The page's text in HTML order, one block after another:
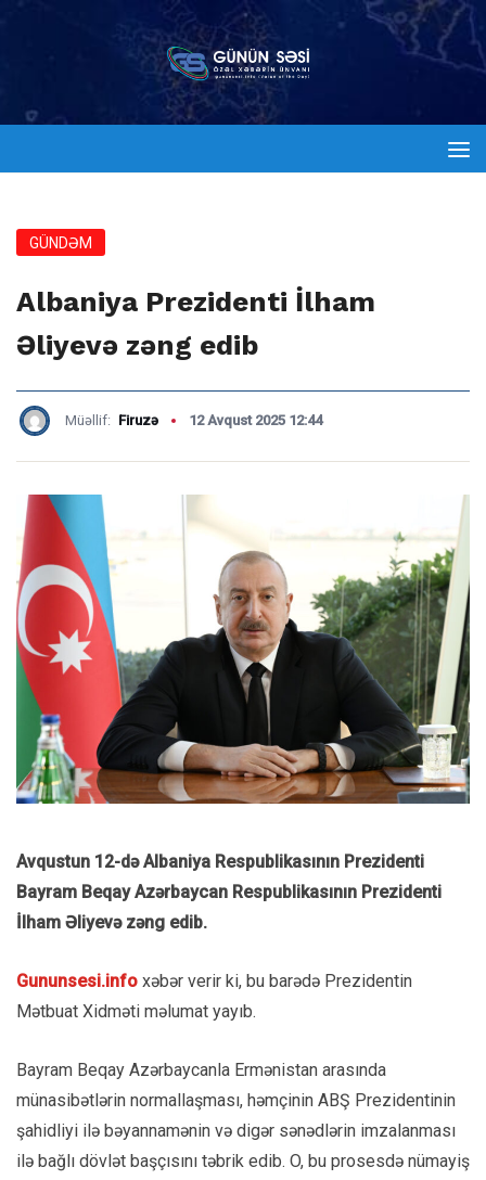
GÜNDƏM
Albaniya Prezidenti İlham
Əliyevə zəng edib
Müəllif: Firuzə 12 Avqust 2025 12:44
Avqustun 12-də Albaniya Respublikasının Prezidenti
Bayram Beqay Azərbaycan Respublikasının Prezidenti
İlham Əliyevə zəng edib.
Gununsesi.info xəbər verir ki, bu barədə Prezidentin
Mətbuat Xidməti məlumat yayıb.
Bayram Beqay Azərbaycanla Ermənistan arasında
münasibətlərin normallaşması, həmçinin ABŞ Prezidentinin
şahidliyi ilə bəyannamənin və digər sənədlərin imzalanması
ilə bağlı dövlət başçısını təbrik edib. O, bu prosesdə nümayiş